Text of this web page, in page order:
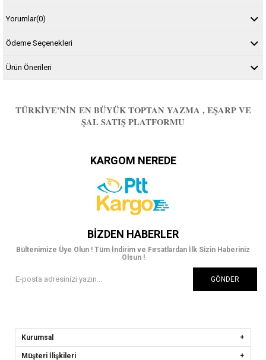
Yorumlar(0)
Ödeme Seçenekleri
Ürün Önerileri
TÜRKIYE'NIN EN BÜYÜK TOPTAN YAZMA , EŞARP VE
ŞAL SATIŞ PLATFORMU
KARGOM NEREDE
BIZDEN HABERLER
Bültenimize Üye Olun ! Tüm İndirim ve Fırsatlardan İlk Sizin Haberiniz
Olsun !
GÖNDER
Kurumsal
Müşteri İlişkileri